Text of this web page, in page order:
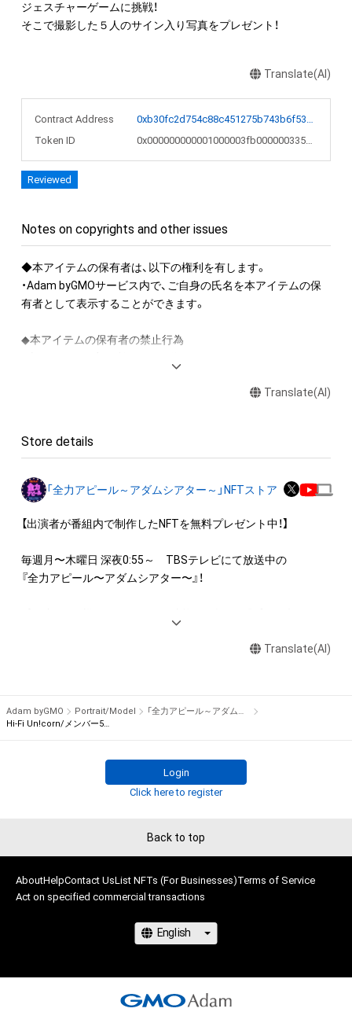
ジェスチャーゲームに挑戦！
Translate(AI)
Contract Address
0xb30fc2d754c88c451275b743b6f530f19f643683
Token ID
0x000000000001000003fb000000335029
Reviewed
Notes on copyrights and other issues
◆本アイテムの保有者は、以下の権利を有します。
・Adam byGMOサービス内で、ご自身の氏名を本アイテムの保
有者として表示することができます。
◆本アイテムの保有者の禁止行為
◆本アイテムに関する注意事項
ロゴ等を含みますがこれらに限られません。)にかかる知的財産
権(著作権、特許権、実用新案権、商標権、意匠権その他の知的財
産権(それらの権利を取得し、又はそれらの権利につき登録等を
作権を有する方、著作隣接権の権利者またはその管理委託を受
けている者によって保護されています。そのため、本アイテム
・本アイテムの著作権を有する方、著作隣接権の権利者またはそ
の管理委託を受けている者からの事前の同意なしに、上記の「本
せん。)を行うことはできません。
であると判断した場合、利用をお断りさせていただきます。
Translate(AI)
Store details
「全力アピール～アダムシアター～」NFTストア
【出演者が番組内で制作したNFTを無料プレゼント中！】
毎週月〜木曜日 深夜0:55～　TBSテレビにて放送中の
『全力アピール〜アダムシアター〜』！
パフォーマンスや特技を、魂を込めて全力アピール！
※本ストア内で出品されるNFTは、Adam byGMOの認定代理店
株式会社MediBangを介して出品手続きをしており、
TBSテレビおよび番組は、NFTの出品に関わる手続き・権利には
Translate(AI)
Adam byGMO Portrait/Model
「全力アピール～アダムシアター～」NFTストア
Hi-Fi Un!corn/メンバー5人のサイン入り写真④
Login
Click here to register
Back to top
AboutHelpContact UsList NFTs (For Businesses)Terms of Service
Act on specified commercial transactions